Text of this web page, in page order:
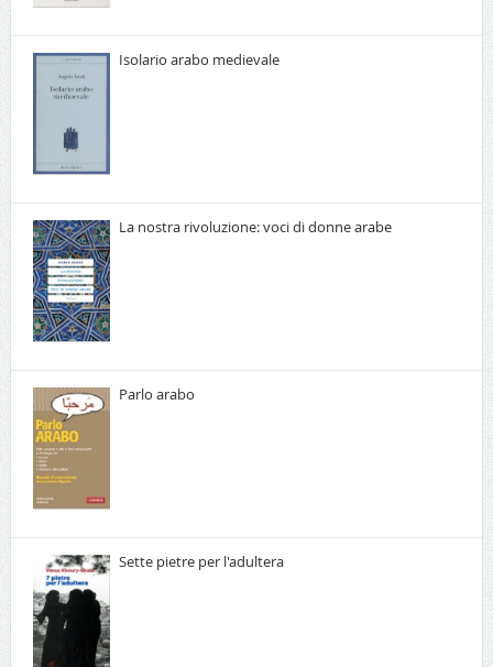
Isolario arabo medievale
La nostra rivoluzione: voci di donne arabe
Parlo arabo
Sette pietre per l'adultera